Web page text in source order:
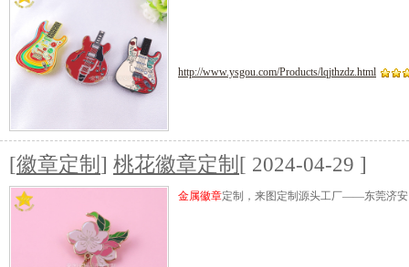
http://www.ysgou.com/Products/lqjthzdz.html
[徽章定制 ] 桃花徽章定制 [ 2024-04-29 ]
金属徽章定制，来图定制源头工厂——东莞济